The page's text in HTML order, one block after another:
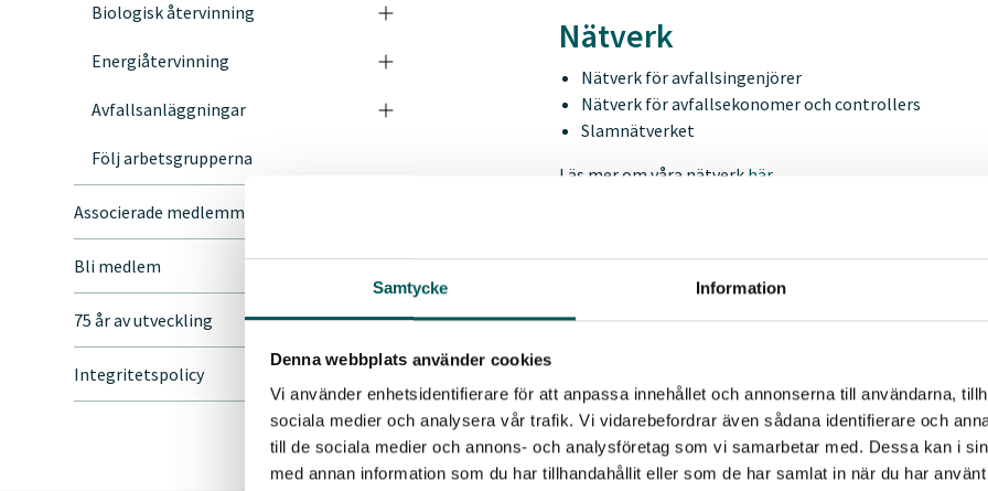
Samtycke Information
Denna webbplats använder cookies
Vi använder enhetsidentifierare för att anpassa innehållet och annonserna till användarna,
sociala medier och analysera vår trafik. Vi vidarebefordrar även sådana identifierare och
till de sociala medier och annons- och analysföretag som vi samarbetar med. Dessa kan i
med annan information som du har tillhandahållit eller som de har samlat in när du har
Biologisk återvinning
Energiåtervinning
Avfallsanläggningar
Följ arbetsgrupperna
Associerade medlemmar
Bli medlem
75 år av utveckling
Integritetspolicy
Nätverk
Nätverk för avfallsingenjörer
Nätverk för avfallsekonomer och controllers
Slamnätverket
Läs mer om våra nätverk här.